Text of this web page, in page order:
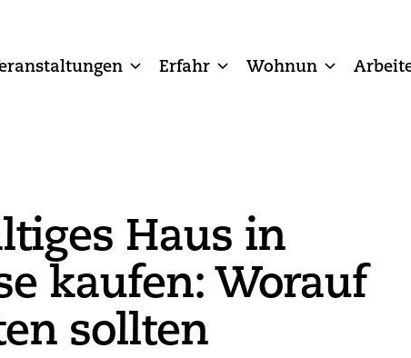
Erfahr Wohnun
Haus in
kaufen: Worauf
sollten